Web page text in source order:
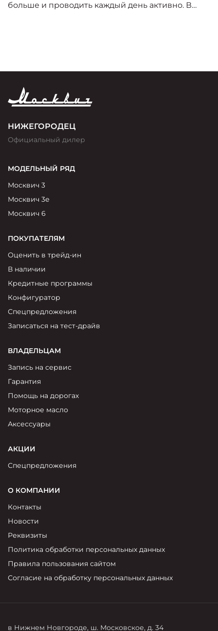
больше и проводить каждый день активно. В
НИЖЕГОРОДЕЦ
Официальный дилер
МОДЕЛЬНЫЙ РЯД
Москвич 3
Москвич 3е
Москвич 6
ПОКУПАТЕЛЯМ
Оценить в трейд-ин
В наличии
Кредитные программы
Конфигуратор
Спецпредложения
Записаться на тест-драйв
ВЛАДЕЛЬЦАМ
Запись на сервис
Гарантия
Помощь на дорогах
Моторное масло
Аксессуары
АКЦИИ
Спецпредложения
О КОМПАНИИ
Контакты
Новости
Реквизиты
Политика обработки персональных данных
Правила пользования сайтом
Согласие на обработку персональных данных
в Нижнем Новгороде, ш. Московское, д. 34